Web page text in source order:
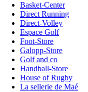
Basket-Center
Direct Running
Direct-Volley
Espace Golf
Foot-Store
Galopp-Store
Golf and co
Handball-Store
House of Rugby
La sellerie de Maé